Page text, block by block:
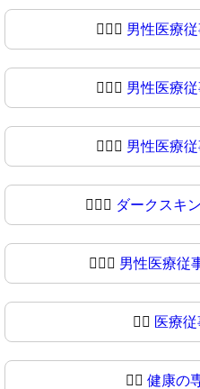
👨🏽‍⚕ 男性医療
👨🏾‍⚕️ 男性医療
👨🏾‍⚕ 男性医療
👨🏿‍⚕️ ダークスキ
👨🏿‍⚕ 男性医療従
👩‍⚕️ 医療
👩‍⚕ 健康の